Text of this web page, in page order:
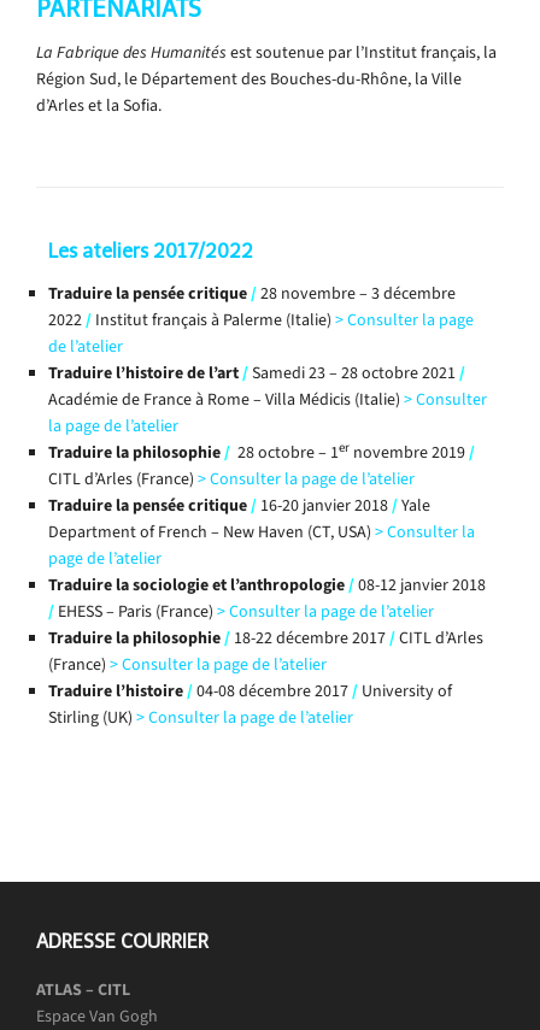
PARTENARIATS
La Fabrique des Humanités est soutenue par l’Institut français, la
Région Sud, le Département des Bouches-du-Rhône, la Ville
d’Arles et la Sofia.
Les ateliers 2017/2022
Traduire la pensée critique/28 novembre – 3 décembre
2022/ Institut français à Palerme (Italie) >Consulter la page
de l’atelier
Traduire l’histoire de l’art/Samedi 23 – 28 octobre 2021/
Académie de France à Rome – Villa Médicis (Italie) >Consulter
la page de l’atelier
Traduire la philosophie/ 28 octobre – 1er novembre 2019/
CITL d’Arles (France) >Consulter la page de l’atelier
Traduire la pensée critique/ 16-20 janvier 2018/Yale
Department of French – New Haven (CT, USA) >Consulter la
page de l’atelier
Traduire la sociologie et l’anthropologie/08-12 janvier 2018
/ EHESS – Paris (France) >Consulter la page de l’atelier
Traduire la philosophie/ 18-22 décembre 2017/CITL d’Arles
(France) >Consulter la page de l’atelier
Traduire l’histoire/04-08 décembre 2017/ University of
Stirling (UK) >Consulter la page de l’atelier
ADRESSE COURRIER
ATLAS – CITL
Espace Van Gogh